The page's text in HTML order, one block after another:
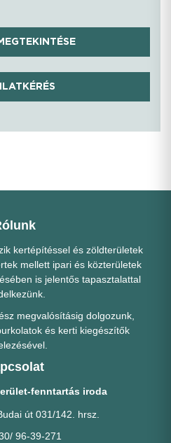
kertépítéssel és zöldterületek
mellett ipari és közterületek
is jelentős tapasztalattal
megvalósításig dolgozunk,
és kerti kiegészítők
fenntartás iroda
út 031/142. hrsz.
96-39-271